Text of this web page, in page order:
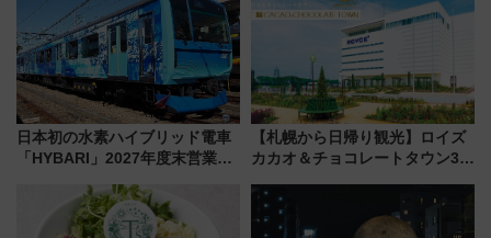
事業の全貌
め
日本初の水素ハイブリッド電車
「HYBARI」2027年度末営業運
で水素利活用が加速
【札幌から日帰り観光】ロイズ
カカオ＆チョコレートタウン3周
詰め放題を開催、ロイズタウン
駅からのアクセスも